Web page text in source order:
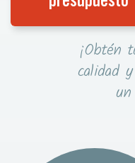
¡Obtén
calidad